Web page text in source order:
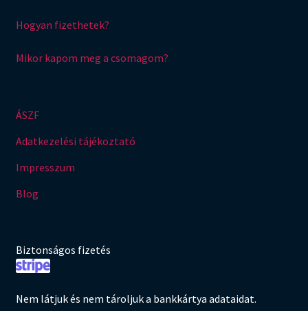
Hogyan fizethetek?
Mikor kapom meg a csomagom?
ÁSZF
Adatkezelési tájékoztató
Impresszum
Blog
Biztonságos fizetés
Nem látjuk és nem tároljuk a bankkártya adataidat.